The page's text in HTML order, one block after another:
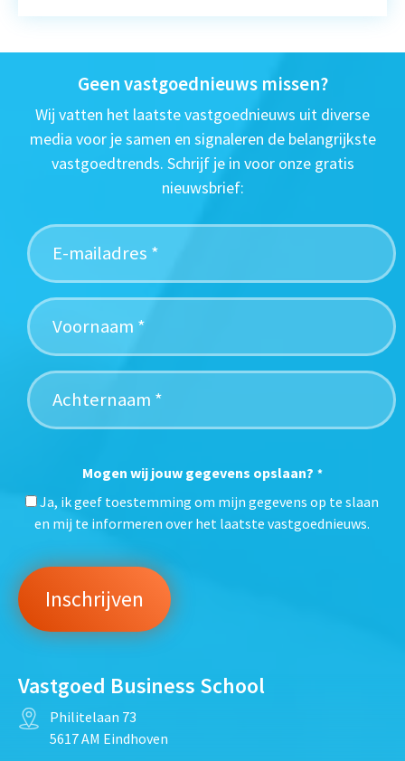
Geen vastgoednieuws missen?
Wij vatten het laatste vastgoednieuws uit diverse
media voor je samen en signaleren de belangrijkste
vastgoedtrends. Schrijf je in voor onze gratis
nieuwsbrief:
Mogen wij jouw gegevens opslaan? *
Ja, ik geef toestemming om mijn gegevens op te slaan
en mij te informeren over het laatste vastgoednieuws.
Vastgoed Business School
Philitelaan 73
5617 AM Eindhoven